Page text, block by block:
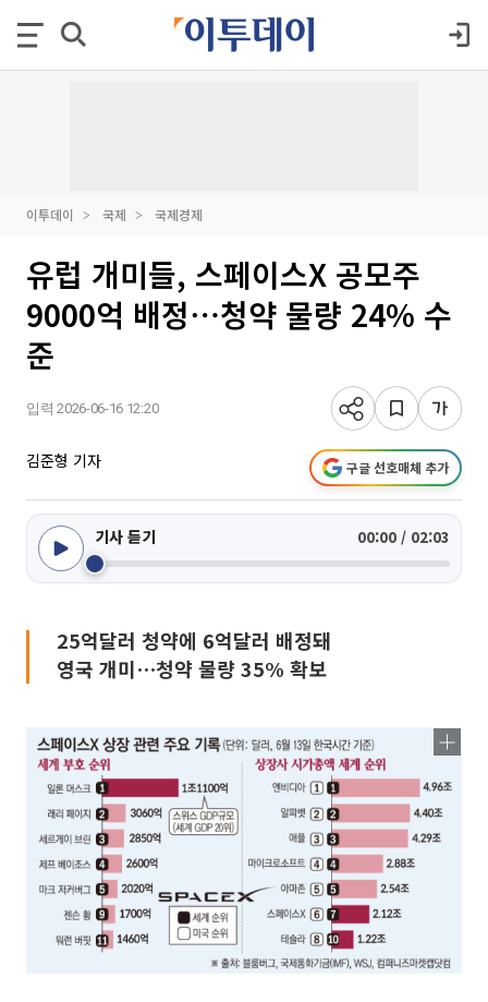
이투데이 국제 국제경제
유럽 개미들, 스페이스X 공모주
9000억 배정⋯청약 물량 24% 수
준
입력 2026-06-16 12:20
김준형 기자 구글 선호매체 추가
기사 듣기 00:00 / 02:03
25억달러 청약에 6억달러 배정돼
영국 개미⋯청약 물량 35% 확보